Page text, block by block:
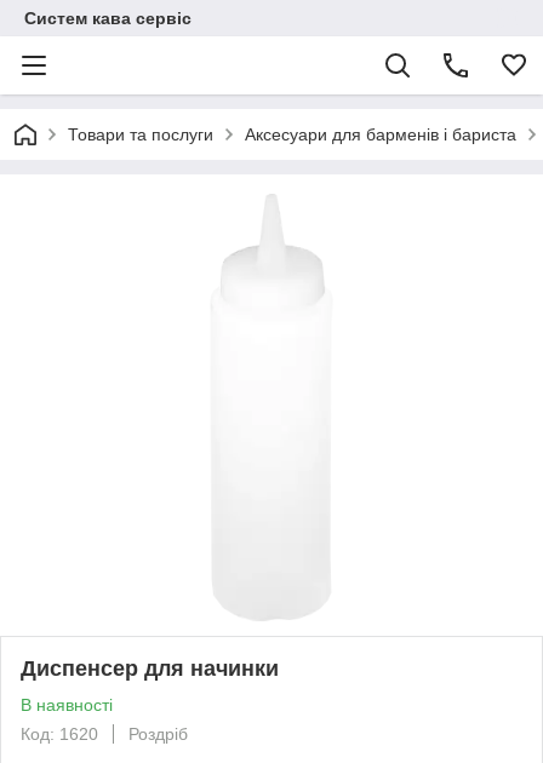
Систем кава сервіс
Товари та послуги Аксесуари для барменів і бариста
Диспенсер для начинки
В наявності
Код: 1620
Роздріб